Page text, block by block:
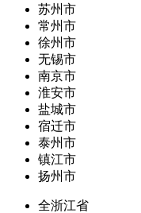
苏州市
常州市
徐州市
无锡市
南京市
淮安市
盐城市
宿迁市
泰州市
镇江市
扬州市
全浙江省